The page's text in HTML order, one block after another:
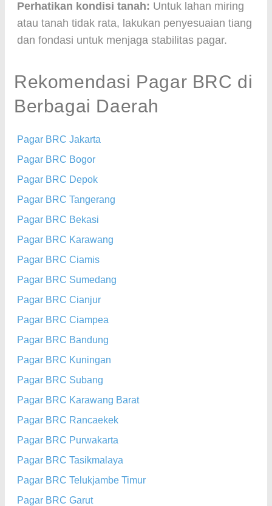
Perhatikan kondisi tanah: Untuk lahan miring
atau tanah tidak rata, lakukan penyesuaian tiang
dan fondasi untuk menjaga stabilitas pagar.
Rekomendasi Pagar BRC di
Berbagai Daerah
Pagar BRC Jakarta
Pagar BRC Bogor
Pagar BRC Depok
Pagar BRC Tangerang
Pagar BRC Bekasi
Pagar BRC Karawang
Pagar BRC Ciamis
Pagar BRC Sumedang
Pagar BRC Cianjur
Pagar BRC Ciampea
Pagar BRC Bandung
Pagar BRC Kuningan
Pagar BRC Subang
Pagar BRC Karawang Barat
Pagar BRC Rancaekek
Pagar BRC Purwakarta
Pagar BRC Tasikmalaya
Pagar BRC Telukjambe Timur
Pagar BRC Garut